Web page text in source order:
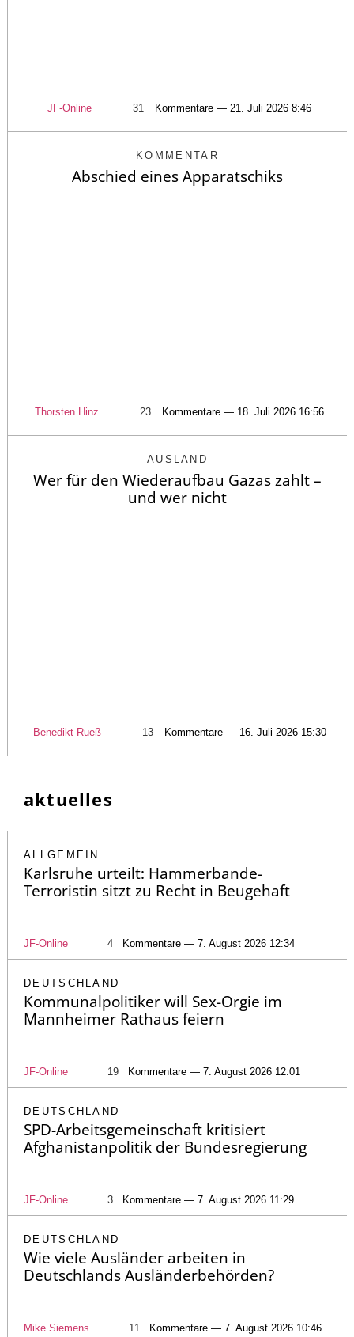
JF-Online 31 Kommentare — 21. Juli 2026 8:46
KOMMENTAR
Abschied eines Apparatschiks
Thorsten Hinz 23 Kommentare — 18. Juli 2026 16:56
AUSLAND
Wer für den Wiederaufbau Gazas zahlt –
und wer nicht
Benedikt Rueß 13 Kommentare — 16. Juli 2026 15:30
aktuelles
ALLGEMEIN
Karlsruhe urteilt: Hammerbande-
Terroristin sitzt zu Recht in Beugehaft
JF-Online 4 Kommentare — 7. August 2026 12:34
DEUTSCHLAND
Kommunalpolitiker will Sex-Orgie im
Mannheimer Rathaus feiern
JF-Online 19 Kommentare — 7. August 2026 12:01
DEUTSCHLAND
SPD-Arbeitsgemeinschaft kritisiert
Afghanistanpolitik der Bundesregierung
JF-Online 3 Kommentare — 7. August 2026 11:29
DEUTSCHLAND
Wie viele Ausländer arbeiten in
Deutschlands Ausländerbehörden?
Mike Siemens 11 Kommentare — 7. August 2026 10:46